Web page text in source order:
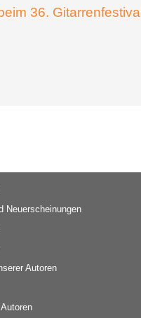
36. Gitarrenfestival
Neuerscheinungen
Autoren